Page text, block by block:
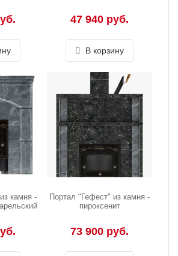
47 940 руб.
В корзину
камня -
Портал "Гефест" из камня -
пироксенит
73 900 руб.